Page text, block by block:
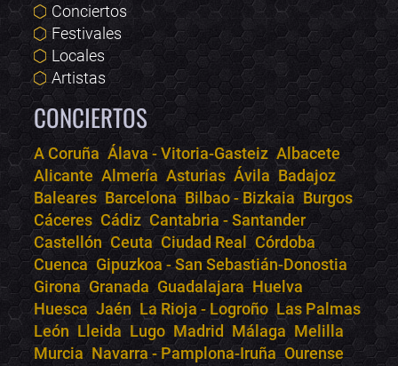
Conciertos
Festivales
Locales
Artistas
CONCIERTOS
A Coruña Álava - Vitoria-Gasteiz Albacete
Alicante Almería Asturias Ávila Badajoz
Baleares Barcelona Bilbao - Bizkaia Burgos
Cáceres Cádiz Cantabria - Santander
Castellón Ceuta Ciudad Real Córdoba
Cuenca Gipuzkoa - San Sebastián-Donostia
Girona Granada Guadalajara Huelva
Huesca Jaén La Rioja - Logroño Las Palmas
León Lleida Lugo Madrid Málaga Melilla
Murcia Navarra - Pamplona-Iruña Ourense
Bololoco · conciertos.club
Online · Te ayudo a encontrar conciertos